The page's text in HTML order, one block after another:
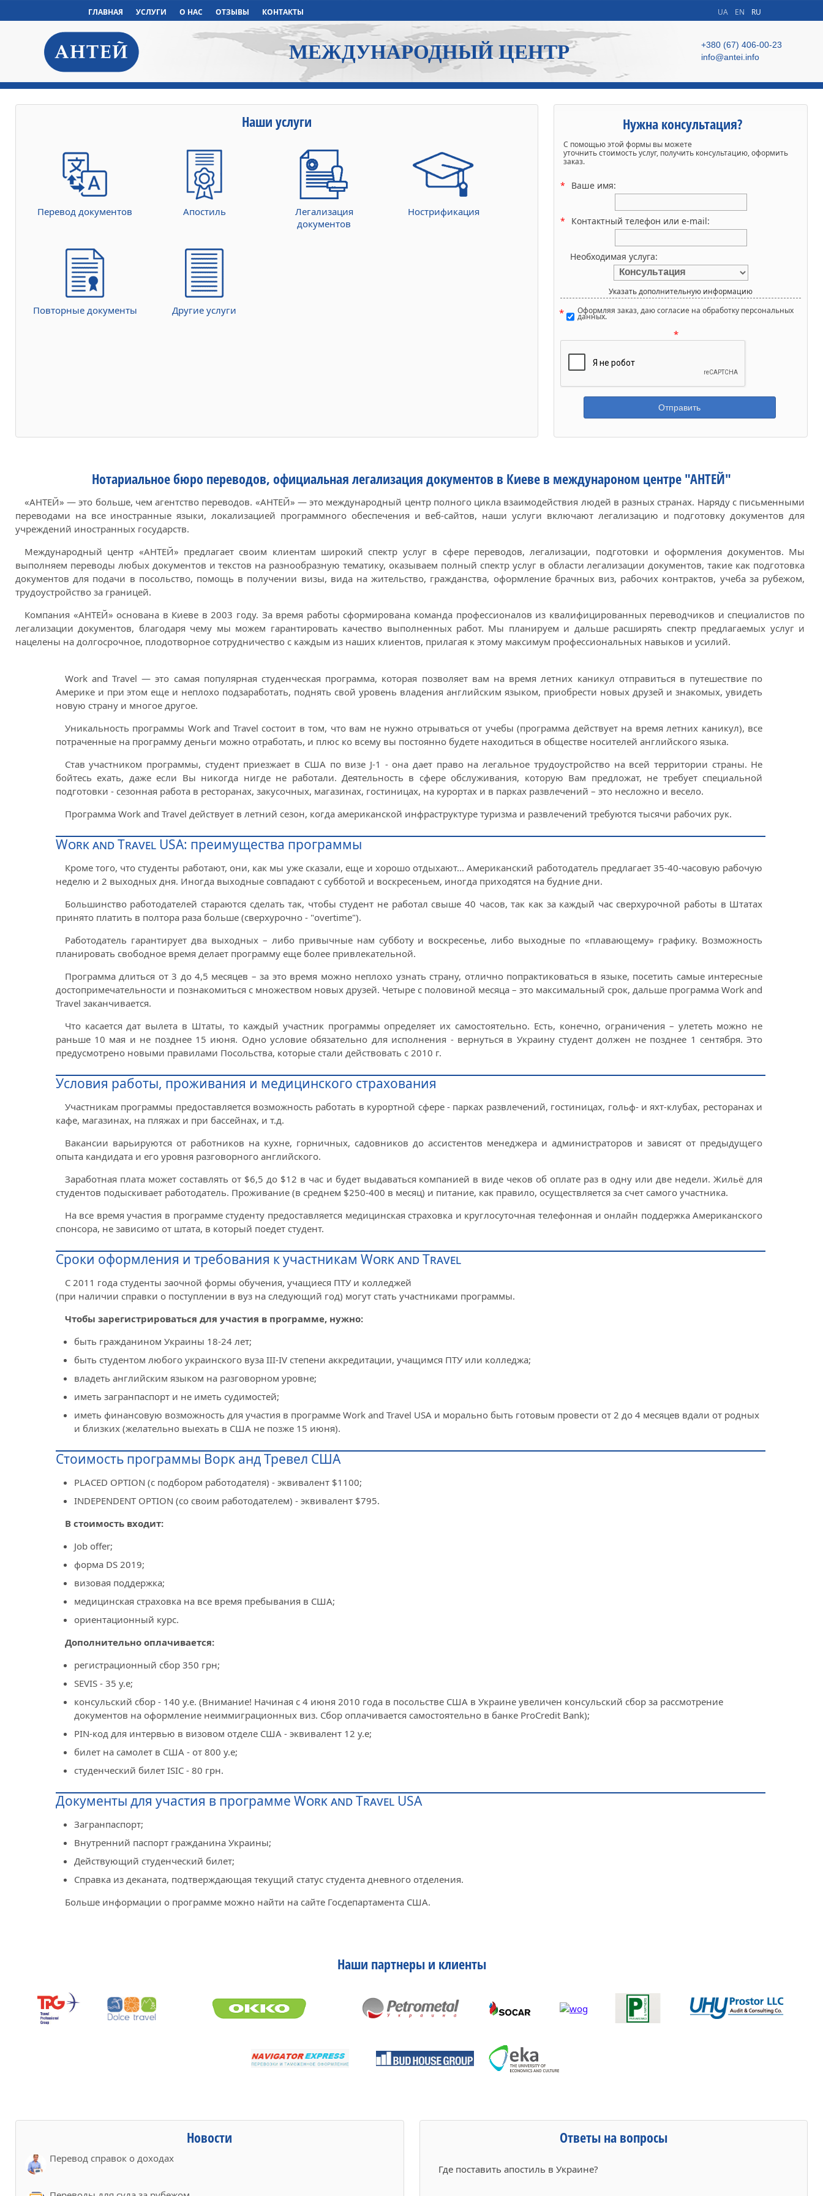
ГЛАВНАЯ УСЛУГИ О НАС ОТЗЫВЫ КОНТАКТЫ
МЕЖДУНАРОДНЫЙ ЦЕНТР
+380 (67) 406-00-23
info@antei.info
UA EN RU
Наши услуги
Перевод документов Апостиль
Легализация
документов
Нострификация
Повторные документы Другие услуги
Нужна консультация?
С помощью этой формы вы можете
уточнить стоимость услуг, получить консультацию, оформить
заказ.
Ваше имя:
Контактный телефон или e-mail:
Необходимая услуга:
Указать дополнительную информацию
Оформляя заказ, даю согласие на обработку персональных
данных.
Нотариальное бюро переводов, официальная легализация документов в Киеве в междунароном центре "АНТЕЙ"
«АНТЕЙ» — это больше, чем агентство переводов. «АНТЕЙ» — это международный центр полного цикла взаимодействия людей в разных странах. Наряду с письменными
переводами на все иностранные языки, локализацией программного обеспечения и веб-сайтов, наши услуги включают легализацию и подготовку документов для
учреждений иностранных государств.
Международный центр «АНТЕЙ» предлагает своим клиентам широкий спектр услуг в сфере переводов, легализации, подготовки и оформления документов. Мы
выполняем переводы любых документов и текстов на разнообразную тематику, оказываем полный спектр услуг в области легализации документов, такие как подготовка
документов для подачи в посольство, помощь в получении визы, вида на жительство, гражданства, оформление брачных виз, рабочих контрактов, учеба за рубежом,
трудоустройство за границей.
Компания «АНТЕЙ» основана в Киеве в 2003 году. За время работы сформирована команда профессионалов из квалифицированных переводчиков и специалистов по
легализации документов, благодаря чему мы можем гарантировать качество выполненных работ. Мы планируем и дальше расширять спектр предлагаемых услуг и
нацелены на долгосрочное, плодотворное сотрудничество с каждым из наших клиентов, прилагая к этому максимум профессиональных навыков и усилий.
Work and Travel — это самая популярная студенческая программа, которая позволяет вам на время летних каникул отправиться в путешествие по
Америке и при этом еще и неплохо подзаработать, поднять свой уровень владения английским языком, приобрести новых друзей и знакомых, увидеть
новую страну и многое другое.
Уникальность программы Work and Travel состоит в том, что вам не нужно отрываться от учебы (программа действует на время летних каникул), все
потраченные на программу деньги можно отработать, и плюс ко всему вы постоянно будете находиться в обществе носителей английского языка.
Став участником программы, студент приезжает в США по визе J-1 - она дает право на легальное трудоустройство на всей территории страны. Не
бойтесь ехать, даже если Вы никогда нигде не работали. Деятельность в сфере обслуживания, которую Вам предложат, не требует специальной
подготовки - сезонная работа в ресторанах, закусочных, магазинах, гостиницах, на курортах и в парках развлечений – это несложно и весело.
Программа Work and Travel действует в летний сезон, когда американской инфраструктуре туризма и развлечений требуются тысячи рабочих рук.
Work and Travel USA: преимущества программы
Кроме того, что студенты работают, они, как мы уже сказали, еще и хорошо отдыхают... Американский работодатель предлагает 35-40-часовую рабочую
неделю и 2 выходных дня. Иногда выходные совпадают с субботой и воскресеньем, иногда приходятся на будние дни.
Большинство работодателей стараются сделать так, чтобы студент не работал свыше 40 часов, так как за каждый час сверхурочной работы в Штатах
принято платить в полтора раза больше (сверхурочно - "overtime").
Работодатель гарантирует два выходных – либо привычные нам субботу и воскресенье, либо выходные по «плавающему» графику. Возможность
планировать свободное время делает программу еще более привлекательной.
Программа длиться от 3 до 4,5 месяцев – за это время можно неплохо узнать страну, отлично попрактиковаться в языке, посетить самые интересные
достопримечательности и познакомиться с множеством новых друзей. Четыре с половиной месяца – это максимальный срок, дальше программа Work and
Travel заканчивается.
Что касается дат вылета в Штаты, то каждый участник программы определяет их самостоятельно. Есть, конечно, ограничения – улететь можно не
раньше 10 мая и не позднее 15 июня. Одно условие обязательно для исполнения - вернуться в Украину студент должен не позднее 1 сентября. Это
предусмотрено новыми правилами Посольства, которые стали действовать с 2010 г.
Условия работы, проживания и медицинского страхования
Участникам программы предоставляется возможность работать в курортной сфере - парках развлечений, гостиницах, гольф- и яхт-клубах, ресторанах и
кафе, магазинах, на пляжах и при бассейнах, и т.д.
Вакансии варьируются от работников на кухне, горничных, садовников до ассистентов менеджера и администраторов и зависят от предыдущего
опыта кандидата и его уровня разговорного английского.
Заработная плата может составлять от $6,5 до $12 в час и будет выдаваться компанией в виде чеков об оплате раз в одну или две недели. Жильё для
студентов подыскивает работодатель. Проживание (в среднем $250-400 в месяц) и питание, как правило, осуществляется за счет самого участника.
На все время участия в программе студенту предоставляется медицинская страховка и круглосуточная телефонная и онлайн поддержка Американского
спонсора, не зависимо от штата, в который поедет студент.
Сроки оформления и требования к участникам Work and Travel
С 2011 года студенты заочной формы обучения, учащиеся ПТУ и колледжей
(при наличии справки о поступлении в вуз на следующий год) могут стать участниками программы.
Чтобы зарегистрироваться для участия в программе, нужно:
быть гражданином Украины 18-24 лет;
быть студентом любого украинского вуза III-IV степени аккредитации, учащимся ПТУ или колледжа;
владеть английским языком на разговорном уровне;
иметь загранпаспорт и не иметь судимостей;
иметь финансовую возможность для участия в программе Work and Travel USA и морально быть готовым провести от 2 до 4 месяцев вдали от родных
и близких (желательно выехать в США не позже 15 июня).
Стоимость программы Ворк анд Тревел США
PLACED OPTION (с подбором работодателя) - эквивалент $1100;
INDEPENDENT OPTION (со своим работодателем) - эквивалент $795.
В стоимость входит:
Job offer;
форма DS 2019;
визовая поддержка;
медицинская страховка на все время пребывания в США;
ориентационный курс.
Дополнительно оплачивается:
регистрационный сбор 350 грн;
SEVIS - 35 у.е;
консульский сбор - 140 у.е. (Внимание! Начиная с 4 июня 2010 года в посольстве США в Украине увеличен консульский сбор за рассмотрение
документов на оформление неиммиграционных виз. Сбор оплачивается самостоятельно в банке ProCredit Bank);
PIN-код для интервью в визовом отделе США - эквивалент 12 у.е;
билет на самолет в США - от 800 у.е;
студенческий билет ISIC - 80 грн.
Документы для участия в программе Work and Travel USA
Загранпаспорт;
Внутренний паспорт гражданина Украины;
Действующий студенческий билет;
Справка из деканата, подтверждающая текущий статус студента дневного отделения.
Больше информации о программе можно найти на сайте Госдепартамента США.
Наши партнеры и клиенты
Новости
Перевод справок о доходах
Ответы на вопросы
Где поставить апостиль в Украине?